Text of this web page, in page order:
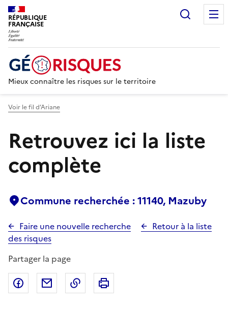
RÉPUBLIQUE
FRANÇAISE
Mieux connaître les risques sur le territoire
Voir le fil d’Ariane
Retrouvez ici la liste
complète
Commune recherchée : 11140, Mazuby
Faire une nouvelle recherche
Retour à la liste
des risques
Partager la page
Partager sur Facebook
Partager par emailCopier dans le presse-papier